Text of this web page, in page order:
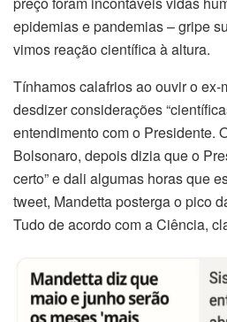
epidemias e pandemias – gripe
vimos reação científica à altura.
Tínhamos calafrios ao ouvir o
desdizer considerações
entendimento com o Presidente.
Bolsonaro, depois dizia que o
certo” e dali algumas horas que
tweet, Mandetta posterga o pico
Tudo de acordo com a Ciência,